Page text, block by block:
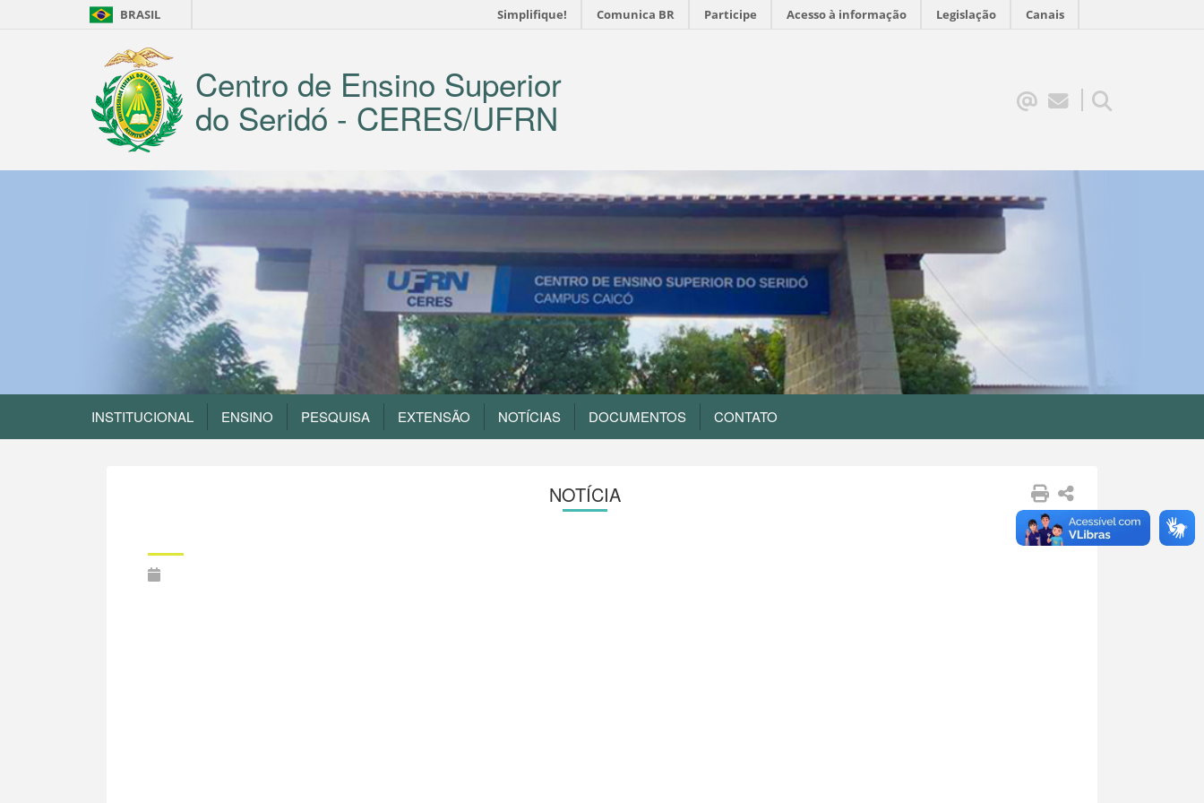
BRASIL Simplifique! Comunica BR Participe Acesso à informação Legislação Canais
Centro de Ensino Superior
do Seridó - CERES/UFRN
INSTITUCIONAL ENSINO PESQUISA EXTENSÃO NOTÍCIAS DOCUMENTOS CONTATO
NOTÍCIA